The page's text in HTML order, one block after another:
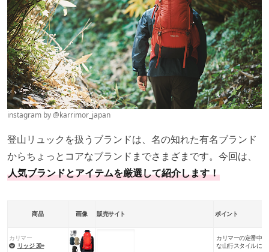
instagram by@karrimor_japan
登山リュックを扱うブランドは、名の知れた有名ブランド
からちょっとコアなブランドまでさまざまです。今回は、
人気ブランドとアイテムを厳選して紹介します！
商品 画像 販売サイト ポイント
カリマー
リッジ 30+
カリマーの定番中
な山行スタイルに対